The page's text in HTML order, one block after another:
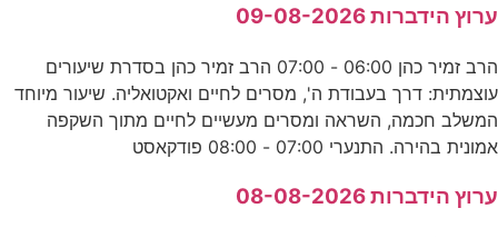
ערוץ הידברות 09-08-2026
הרב זמיר כהן 06:00 - 07:00 הרב זמיר כהן בסדרת שיעורים
עוצמתית: דרך בעבודת ה', מסרים לחיים ואקטואליה. שיעור מיוחד
המשלב חכמה, השראה ומסרים מעשיים לחיים מתוך השקפה
אמונית בהירה. התנערי 07:00 - 08:00 פודקאסט
ערוץ הידברות 08-08-2026